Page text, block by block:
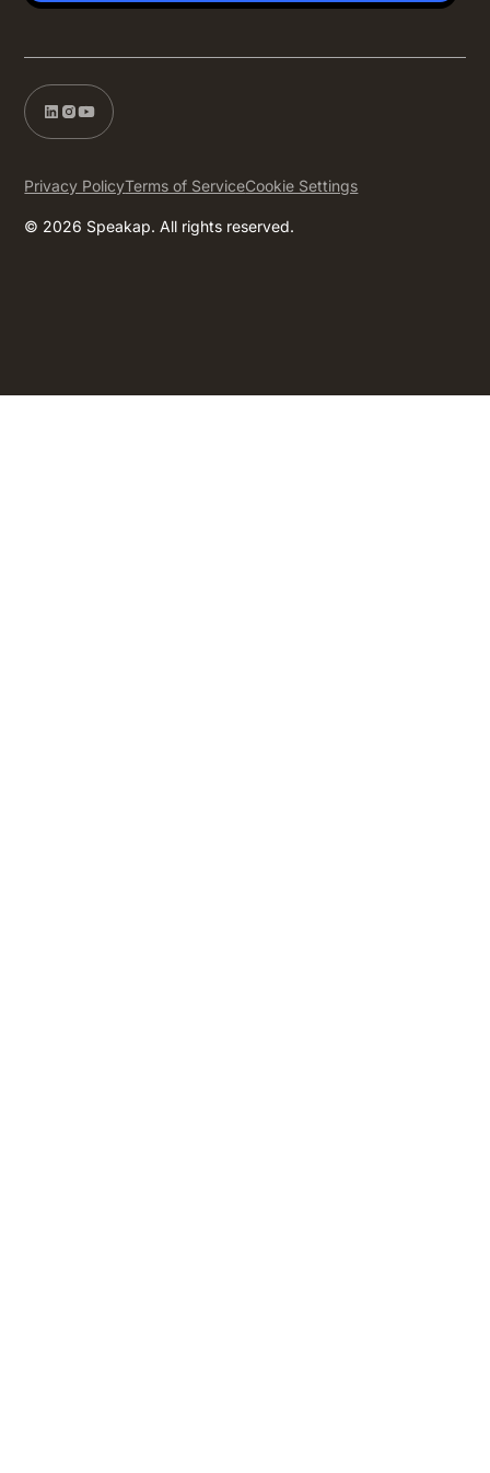
© 2026 Speakap. All rights reserved.
Privacy PolicyTerms of ServiceCookie Settings